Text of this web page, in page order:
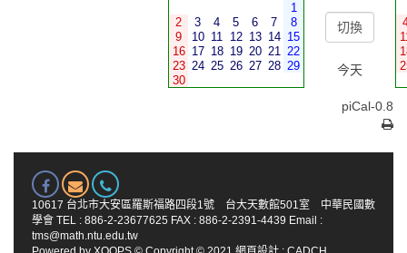
1
2
3 4 5 6 7
8
9
10 11 12 13 14 15
16 17 18 19 20 21 22
23 24 25 26 27 28 29
30
今天
piCal-0.8
10617 台北市大安區羅斯福路四段1號 台大天數館501室 中華民國數
學會 TEL : 886-2-23677625 FAX : 886-2-2391-4439 Email :
tms@math.ntu.edu.tw